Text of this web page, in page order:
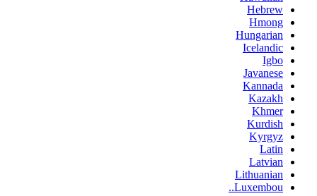
Hebrew
Hmong
Hungarian
Icelandic
Igbo
Javanese
Kannada
Kazakh
Khmer
Kurdish
Kyrgyz
Latin
Latvian
Lithuanian
Luxembou..